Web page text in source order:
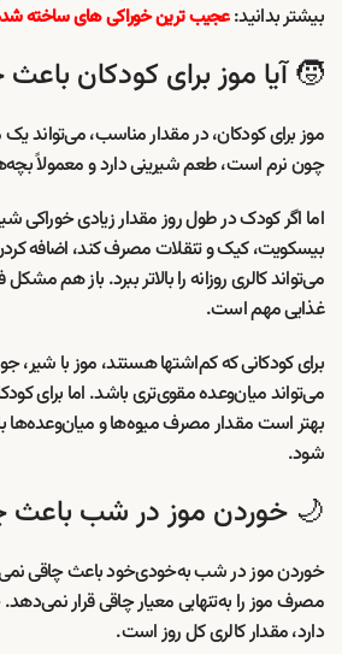
بیشتر بدانید:عجیب ترین خوراکی های ساخته شده
🧒 آیا موز برای کودکان
موز برای کودکان، در مقدار مناسب، می‌تواند
چون نرم است، طعم شیرینی دارد و معمولاً
اما اگر کودک در طول روز مقدار زیادی خوراکی
بیسکویت، کیک و تنقلات مصرف کند، اضافه
می‌تواند کالری روزانه را بالاتر ببرد. باز هم
غذایی مهم است.
برای کودکانی که کم‌اشتها هستند، موز با شیر،
می‌تواند میان‌وعده مقوی‌تری باشد. اما برای
بهتر است مقدار مصرف میوه‌ها و میان‌وعده‌ها
شود.
🌙 خوردن موز در شب باعث
خوردن موز در شب به‌خودی‌خود باعث چاقی
مصرف موز را به‌تنهایی معیار چاقی قرار
دارد، مقدار کالری کل روز است.